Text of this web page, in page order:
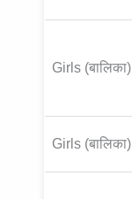
Girls (बालिका)
Girls (बालिका)